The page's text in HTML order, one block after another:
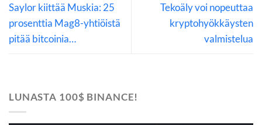
Saylor kiittää Muskia: 25
prosenttia Mag8-yhtiöistä
pitää bitcoinia…
Tekoäly voi nopeuttaa
kryptohyökkäysten
valmistelua
LUNASTA 100$ BINANCE!